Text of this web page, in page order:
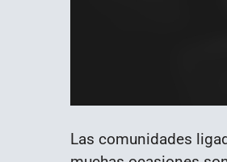
Las comunidades